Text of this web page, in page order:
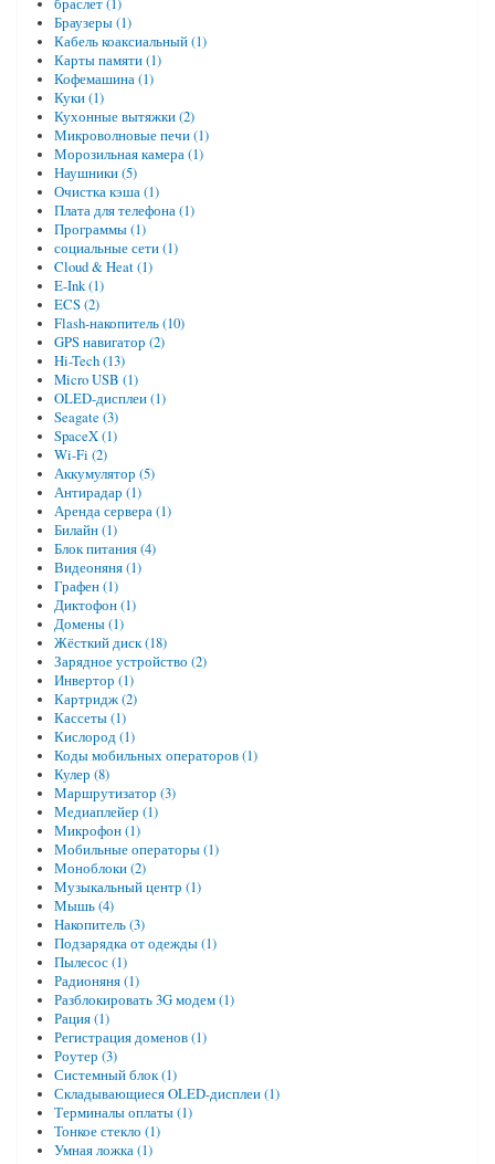
Браузеры (1)
Кабель коаксиальный (1)
Карты памяти (1)
Кофемашина (1)
Куки (1)
Кухонные вытяжки (2)
Микроволновые печи (1)
Морозильная камера (1)
Наушники (5)
Очистка кэша (1)
Плата для телефона (1)
Программы (1)
социальные сети (1)
Cloud & Heat (1)
E-Ink (1)
ECS (2)
Flash-накопитель (10)
GPS навигатор (2)
Hi-Tech (13)
Micro USB (1)
OLED-дисплеи (1)
Seagate (3)
SpaceX (1)
Wi-Fi (2)
Аккумулятор (5)
Антирадар (1)
Аренда сервера (1)
Билайн (1)
Блок питания (4)
Видеоняня (1)
Графен (1)
Диктофон (1)
Домены (1)
Жёсткий диск (18)
Зарядное устройство (2)
Инвертор (1)
Картридж (2)
Кассеты (1)
Кислород (1)
Коды мобильных операторов (1)
Кулер (8)
Маршрутизатор (3)
Медиаплейер (1)
Микрофон (1)
Мобильные операторы (1)
Моноблоки (2)
Музыкальный центр (1)
Мышь (4)
Накопитель (3)
Подзарядка от одежды (1)
Пылесос (1)
Радионяня (1)
Разблокировать 3G модем (1)
Рация (1)
Регистрация доменов (1)
Роутер (3)
Системный блок (1)
Складывающиеся OLED-дисплеи (1)
Терминалы оплаты (1)
Тонкое стекло (1)
Умная ложка (1)